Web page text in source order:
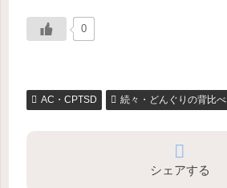
0
AC・CPTSD 続々・どんぐりの背比べ
シェアする